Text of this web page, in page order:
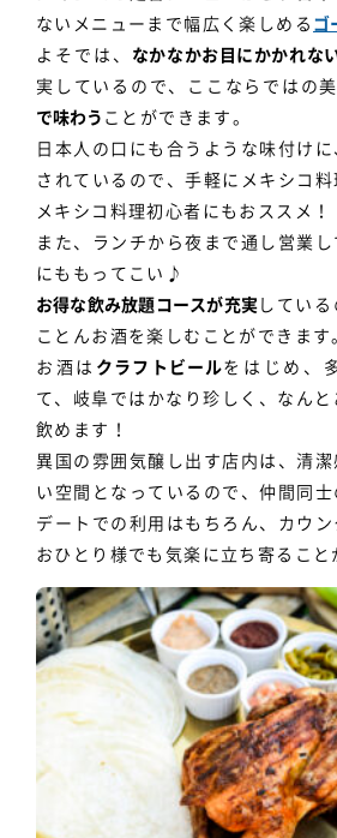
ないメニューまで幅広く楽しめる ゴ
よそでは、 なかなかお目にかかれな
実しているので、ここならではの美
で味わう ことができます。
日本人の口にも合うような味付け
されているので、手軽にメキシコ料
メキシコ料理初心者にもおススメ！
また、ランチから夜まで通し営業
にももってこい♪
お得な飲み放題コースが充実 してい
ことんお酒を楽しむことができます
お酒は クラフトビールをはじめ、
て、岐阜ではかなり珍しく、なんと
飲めます！
異国の雰囲気醸し出す店内は、清
い空間となっているので、仲間同士
デートでの利用はもちろん、カウン
おひとり様でも気楽に立ち寄ること